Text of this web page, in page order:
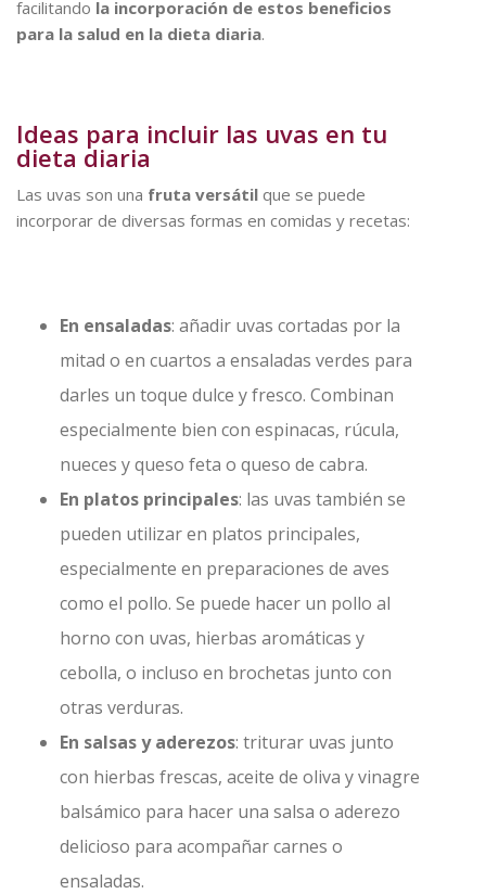
facilitando la incorporación de estos beneficios
para la salud en la dieta diaria.
Ideas para incluir las uvas en tu
dieta diaria
Las uvas son una fruta versátil que se puede
incorporar de diversas formas en comidas y recetas:
En ensaladas: añadir uvas cortadas por la
mitad o en cuartos a ensaladas verdes para
darles un toque dulce y fresco. Combinan
especialmente bien con espinacas, rúcula,
nueces y queso feta o queso de cabra.
En platos principales: las uvas también se
pueden utilizar en platos principales,
especialmente en preparaciones de aves
como el pollo. Se puede hacer un pollo al
horno con uvas, hierbas aromáticas y
cebolla, o incluso en brochetas junto con
otras verduras.
En salsas y aderezos: triturar uvas junto
con hierbas frescas, aceite de oliva y vinagre
balsámico para hacer una salsa o aderezo
delicioso para acompañar carnes o
ensaladas.